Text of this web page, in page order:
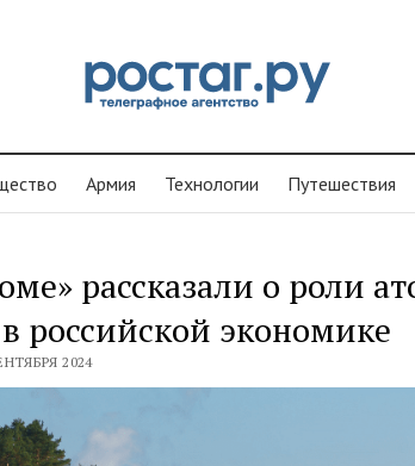
Армия Технологии Путешествия
рассказали о роли
российской экономике
2024